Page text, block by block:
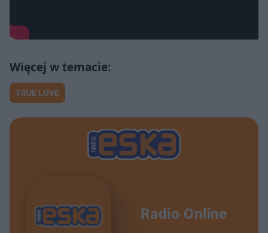
TRUE LOVE
Radio Online